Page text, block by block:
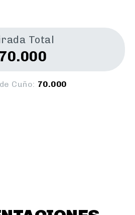
Total
70.000
Cuño: 70.000